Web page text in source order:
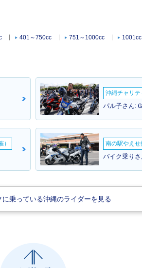
401～750cc 751～1000cc
沖縄チャリテ
パル子さん:
南の駅やえせ
バイク乗り
に乗っている沖縄のライダーを見る